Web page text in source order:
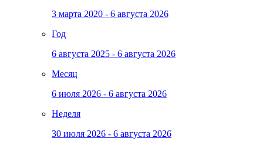
3 марта 2020 - 6 августа 2026
Год
6 августа 2025 - 6 августа 2026
Месяц
6 июля 2026 - 6 августа 2026
Неделя
30 июля 2026 - 6 августа 2026